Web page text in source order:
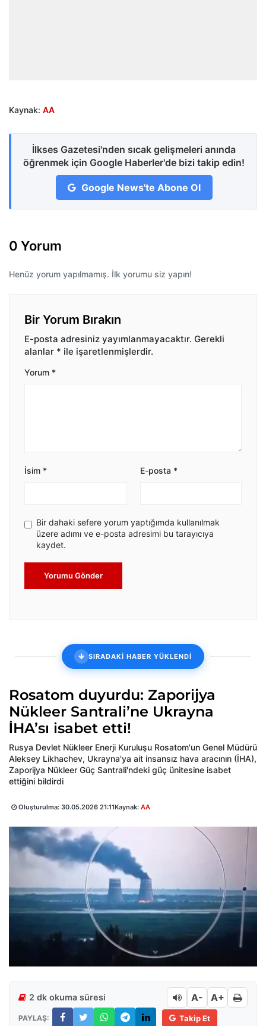
Kaynak: AA
İlkses Gazetesi'nden sıcak gelişmeleri anında
öğrenmek için Google Haberler'de bizi takip edin!
Google News'te Abone Ol
0 Yorum
Henüz yorum yapılmamış. İlk yorumu siz yapın!
Bir Yorum Bırakın
E-posta adresiniz yayımlanmayacaktır. Gerekli
alanlar * ile işaretlenmişlerdir.
Yorum *
İsim * E-posta *
Bir dahaki sefere yorum yaptığımda kullanılmak
üzere adımı ve e-posta adresimi bu tarayıcıya
kaydet.
Yorumu Gönder
SIRADAKİ HABER YÜKLENDİ
Rosatom duyurdu: Zaporijya
Nükleer Santrali’ne Ukrayna
İHA’sı isabet etti!
Rusya Devlet Nükleer Enerji Kuruluşu Rosatom'un Genel Müdürü
Aleksey Likhachev, Ukrayna'ya ait insansız hava aracının (İHA),
Zaporijya Nükleer Güç Santrali'ndeki güç ünitesine isabet
ettiğini bildirdi
Oluşturulma: 30.05.2026 21:11Kaynak: AA
2 dk okuma süresi A- A+
PAYLAŞ: Takip Et